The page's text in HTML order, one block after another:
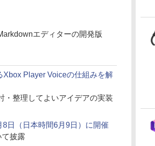
エディターの開発版
Xbox Player Voiceの仕組みを解
・整理してよいアイデアの実装
日（日本時間6月9日）に開催
披露